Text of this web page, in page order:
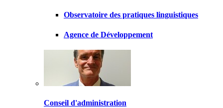
Observatoire des pratiques linguistiques
Agence de Développement
Conseil d'administration